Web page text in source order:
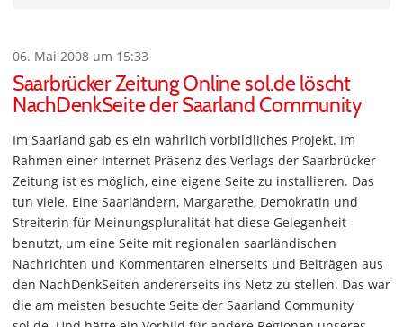
06. Mai 2008 um 15:33
Saarbrücker Zeitung Online sol.de löscht
NachDenkSeite der Saarland Community
Im Saarland gab es ein wahrlich vorbildliches Projekt. Im
Rahmen einer Internet Präsenz des Verlags der Saarbrücker
Zeitung ist es möglich, eine eigene Seite zu installieren. Das
tun viele. Eine Saarländern, Margarethe, Demokratin und
Streiterin für Meinungspluralität hat diese Gelegenheit
benutzt, um eine Seite mit regionalen saarländischen
Nachrichten und Kommentaren einerseits und Beiträgen aus
den NachDenkSeiten andererseits ins Netz zu stellen. Das war
die am meisten besuchte Seite der Saarland Community